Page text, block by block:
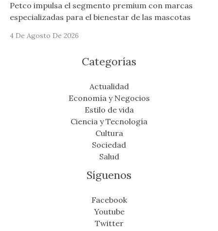
Petco impulsa el segmento premium con marcas
especializadas para el bienestar de las mascotas
4 De Agosto De 2026
Categorías
Actualidad
Economía y Negocios
Estilo de vida
Ciencia y Tecnología
Cultura
Sociedad
Salud
Síguenos
Facebook
Youtube
Twitter